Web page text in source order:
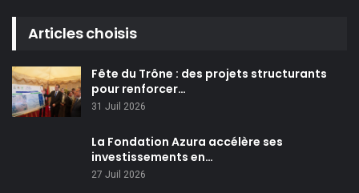
Articles choisis
Fête du Trône : des projets structurants
pour renforcer…
31 Juil 2026
La Fondation Azura accélère ses
investissements en…
27 Juil 2026